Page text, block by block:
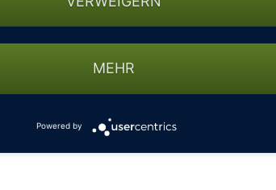
MEHR
Powered by